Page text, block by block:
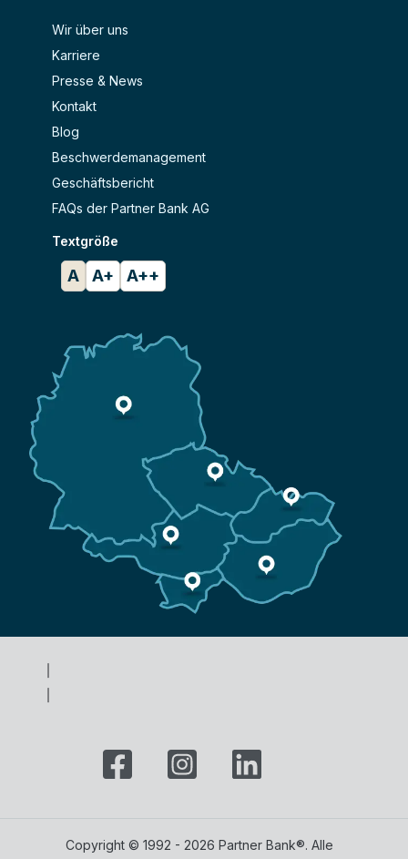
Wir über uns
Karriere
Presse & News
Kontakt
Blog
Beschwerdemanagement
Geschäftsbericht
FAQs der Partner Bank AG
Textgröße
A A+ A++
Copyright © 1992 - 2026 Partner Bank®. Alle